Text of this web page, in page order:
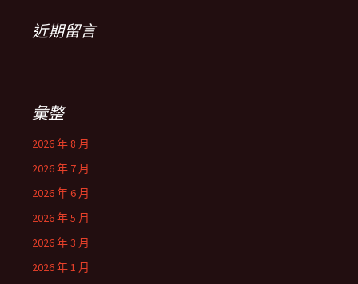
近期留言
彙整
2026 年 8 月
2026 年 7 月
2026 年 6 月
2026 年 5 月
2026 年 3 月
2026 年 1 月